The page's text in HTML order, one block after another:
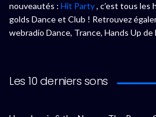
nouveautés : Hit Party, c’est tous les
golds Dance et Club ! Retrouvez
webradio Dance, Trance, Hands Up de
Les 10 derniers sons